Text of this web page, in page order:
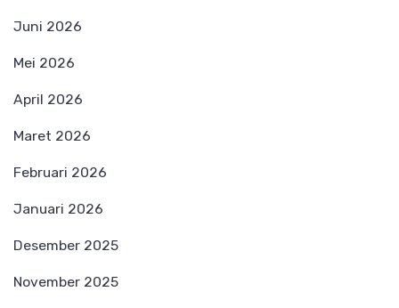
Juni 2026
Mei 2026
April 2026
Maret 2026
Februari 2026
Januari 2026
Desember 2025
November 2025